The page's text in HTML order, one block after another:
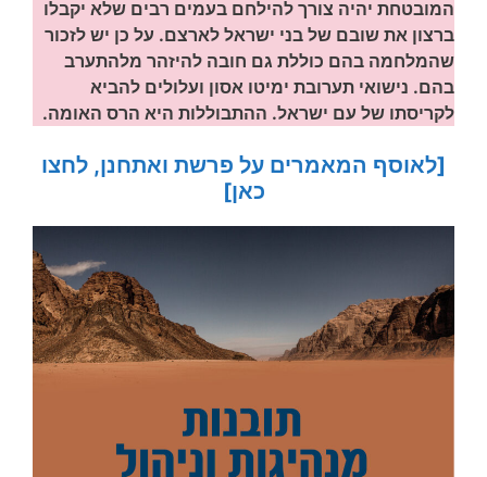
המובטחת יהיה צורך להילחם בעמים רבים שלא יקבלו
ברצון את שובם של בני ישראל לארצם. על כן יש לזכור
שהמלחמה בהם כוללת גם חובה להיזהר מלהתערב
בהם. נישואי תערובת ימיטו אסון ועלולים להביא
לקריסתו של עם ישראל. ההתבוללות היא הרס האומה.
[לאוסף המאמרים על פרשת ואתחנן, לחצו
כאן]